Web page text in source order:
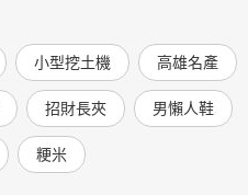
小型挖土機 高雄名產
招財長夾 男懶人鞋
粳米